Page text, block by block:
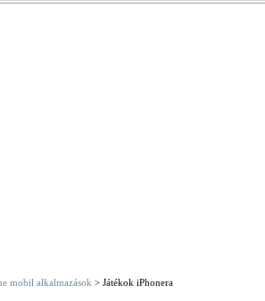
mobil alkalmazások > Játékok iPhonera